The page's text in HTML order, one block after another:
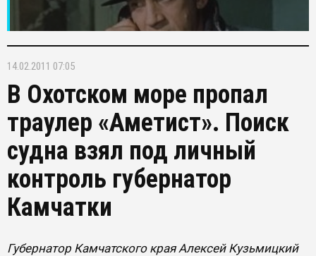
14.02.2011 07:05
В Охотском море пропал
траулер «Аметист». Поиск
судна взял под личный
контроль губернатор
Камчатки
Губернатор Камчатского края Алексей Кузьмицкий